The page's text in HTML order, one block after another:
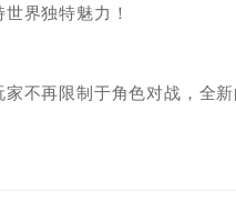
界独特魅力！
不再限制于角色对战，全新